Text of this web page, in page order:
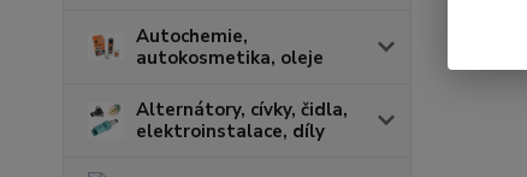
Autochemie,
autokosmetika, oleje
Alternátory, cívky, čidla,
elektroinstalace, díly